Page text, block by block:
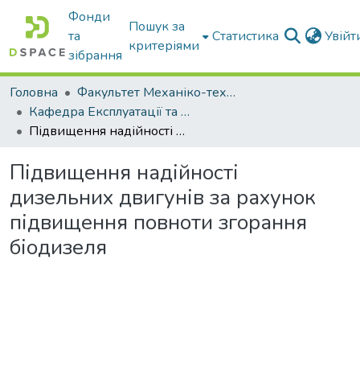
Фонди
та
зібрання
Пошук за
критеріями
Статистика
Головна
Факультет Механіко-технологічний
Кафедра Експлуатації та технічного сервісу машин
Підвищення надійності дизельних двигунів за рахунок підвищення повноти згорання біодизеля
Підвищення надійності
дизельних двигунів за рахунок
підвищення повноти згорання
біодизеля